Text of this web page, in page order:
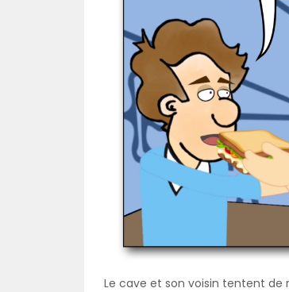
Le cave et son voisin tentent